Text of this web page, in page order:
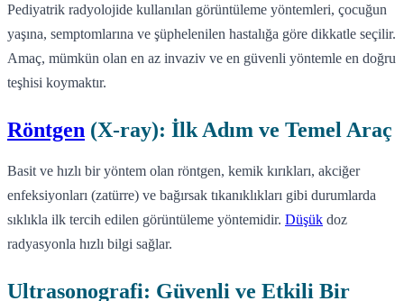
Pediyatrik radyolojide kullanılan görüntüleme yöntemleri, çocuğun
yaşına, semptomlarına ve şüphelenilen hastalığa göre dikkatle seçilir.
Amaç, mümkün olan en az invaziv ve en güvenli yöntemle en doğru
teşhisi koymaktır.
Röntgen (X-ray): İlk Adım ve Temel Araç
Basit ve hızlı bir yöntem olan röntgen, kemik kırıkları, akciğer
enfeksiyonları (zatürre) ve bağırsak tıkanıklıkları gibi durumlarda
sıklıkla ilk tercih edilen görüntüleme yöntemidir. Düşük doz
radyasyonla hızlı bilgi sağlar.
Ultrasonografi: Güvenli ve Etkili Bir